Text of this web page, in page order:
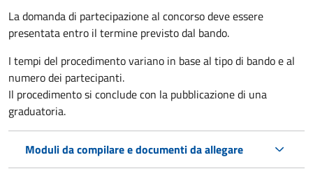
La domanda di partecipazione al concorso deve essere
presentata entro il termine previsto dal bando.
I tempi del procedimento variano in base al tipo di bando e al
numero dei partecipanti.
Il procedimento si conclude con la pubblicazione di una
graduatoria.
Moduli da compilare e documenti da allegare